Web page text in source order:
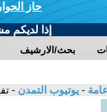
حاز
إذا لديكم
بحث/الارشيف
- يوتيوب التمدن -